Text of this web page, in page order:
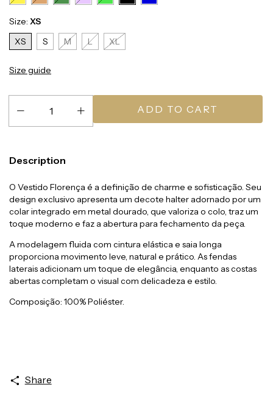
Size: XS
XS
S M L XL
Size guide
Description
O Vestido Florença é a definição de charme e sofisticação. Seu
design exclusivo apresenta um decote halter adornado por um
colar integrado em metal dourado, que valoriza o colo, traz um
toque moderno e faz a abertura para fechamento da peça.
A modelagem fluida com cintura elástica e saia longa
proporciona movimento leve, natural e prático. As fendas
laterais adicionam um toque de elegância, enquanto as costas
abertas completam o visual com delicadeza e estilo.
Composição: 100% Poliéster.
Share